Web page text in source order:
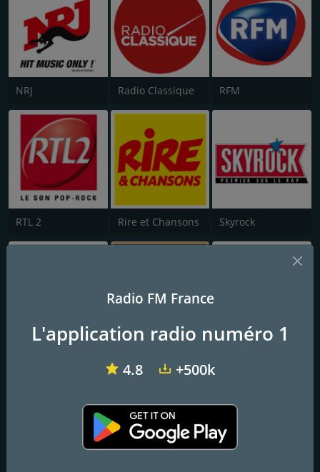
NRJ Radio Classique RFM
RTL 2 Rire et Chansons Skyrock
Africa Rumba
Frequencies FM
Radio FM France
L'application radio numéro 1
4.8 +500k